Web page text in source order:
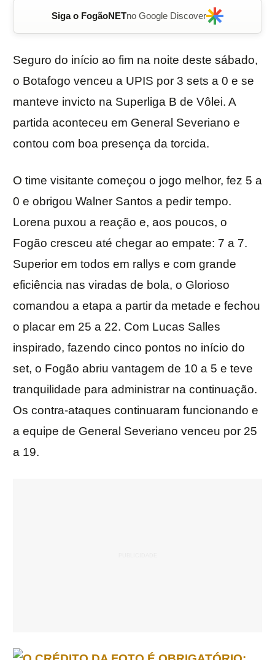
Siga o FogãoNETno Google Discover
Seguro do início ao fim na noite deste sábado,
o Botafogo venceu a UPIS por 3 sets a 0 e se
manteve invicto na Superliga B de Vôlei. A
partida aconteceu em General Severiano e
contou com boa presença da torcida.
O time visitante começou o jogo melhor, fez 5 a
0 e obrigou Walner Santos a pedir tempo.
Lorena puxou a reação e, aos poucos, o
Fogão cresceu até chegar ao empate: 7 a 7.
Superior em todos em rallys e com grande
eficiência nas viradas de bola, o Glorioso
comandou a etapa a partir da metade e fechou
o placar em 25 a 22. Com Lucas Salles
inspirado, fazendo cinco pontos no início do
set, o Fogão abriu vantagem de 10 a 5 e teve
tranquilidade para administrar na continuação.
Os contra-ataques continuaram funcionando e
a equipe de General Severiano venceu por 25
a 19.